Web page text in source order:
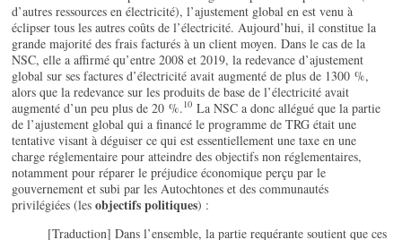
d’autres ressources en électricité), l’ajustement global en est venu à
éclipser tous les autres coûts de l’électricité. Aujourd’hui, il constitue la
grande majorité des frais facturés à un client moyen. Dans le cas de la
NSC, elle a affirmé qu’entre 2008 et 2019, la redevance d’ajustement
global sur ses factures d’électricité avait augmenté de plus de 1300 %,
alors que la redevance sur les produits de base de l’électricité avait
augmenté d’un peu plus de 20 %.10 La NSC a donc allégué que la partie
de l’ajustement global qui a financé le programme de TRG était une
tentative visant à déguiser ce qui est essentiellement une taxe en une
charge réglementaire pour atteindre des objectifs non réglementaires,
notamment pour réparer le préjudice économique perçu par le
gouvernement et subi par les Autochtones et des communautés
privilégiées (lesobjectifs politiques) :
[Traduction] Dans l’ensemble, la partie requérante soutient que ces